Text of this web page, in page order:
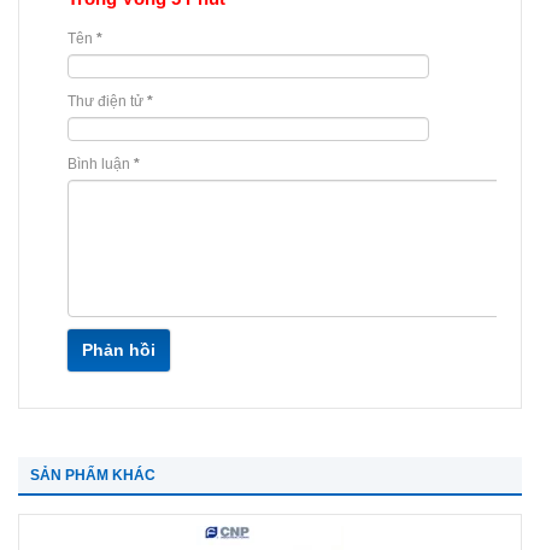
Tên *
Thư điện tử *
Bình luận *
Phản hồi
SẢN PHẨM KHÁC